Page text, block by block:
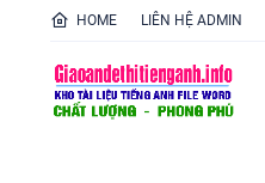
HOME LIÊN HỆ ADMIN